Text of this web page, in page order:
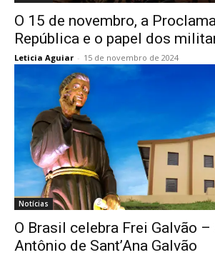
O 15 de novembro, a
República e o papel dos
Leticia Aguiar - 15 de novembro de 2024
Notícias
O Brasil celebra Frei Galvão –
Antônio de Sant’Ana Galvão